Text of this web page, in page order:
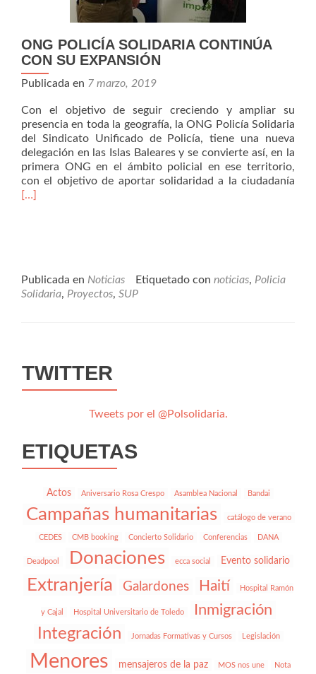
ONG POLICÍA SOLIDARIA CONTINÚA
CON SU EXPANSIÓN
Publicada en 7 marzo, 2019
Con el objetivo de seguir creciendo y ampliar su
presencia en toda la geografía, la ONG Policía Solidaria
del Sindicato Unificado de Policía, tiene una nueva
delegación en las Islas Baleares y se convierte así, en la
primera ONG en el ámbito policial en ese territorio,
con el objetivo de aportar solidaridad a la ciudadanía
[…]
Publicada en Noticias Etiquetado con noticias, Policia
Solidaria, Proyectos, SUP
TWITTER
Tweets por el @Polsolidaria.
ETIQUETAS
Actos Aniversario Rosa Crespo Asamblea Nacional Bandai
Campañas humanitarias catálogo de verano
CEDES CMB booking Concierto Solidario Conferencias DANA
Deadpool Donaciones ecca social Evento solidario
Extranjería Galardones Haití Hospital Ramón
y Cajal Hospital Universitario de Toledo Inmigración
Integración Jornadas Formativas y Cursos Legislación
Menores mensajeros de la paz MOS nos une Nota